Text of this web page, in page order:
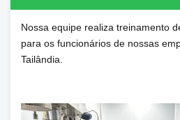
Nossa equipe realiza treinamento
para os funcionários de nossas
Tailândia.